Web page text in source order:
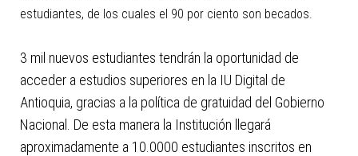
estudiantes, de los cuales el 90 por ciento son becados.
3 mil nuevos estudiantes tendrán la oportunidad de
acceder a estudios superiores en la IU Digital de
Antioquia, gracias a la política de gratuidad del Gobierno
Nacional. De esta manera la Institución llegará
aproximadamente a 10.0000 estudiantes inscritos en